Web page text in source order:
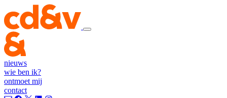
nieuws
wie ben ik?
ontmoet mij
contact